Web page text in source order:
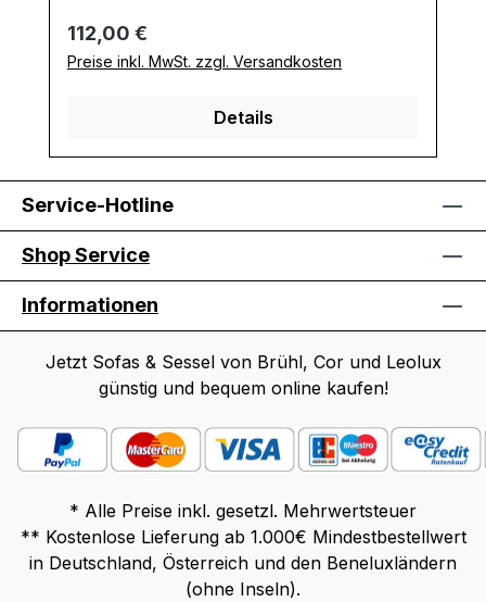
Regulärer Preis:
112,00 €
Preise inkl. MwSt. zzgl. Versandkosten
Details
Service-Hotline
Shop Service
Informationen
Jetzt Sofas & Sessel von Brühl, Cor und Leolux
günstig und bequem online kaufen!
* Alle Preise inkl. gesetzl. Mehrwertsteuer
** Kostenlose Lieferung ab 1.000€ Mindestbestellwert
in Deutschland, Österreich und den Beneluxländern
(ohne Inseln).